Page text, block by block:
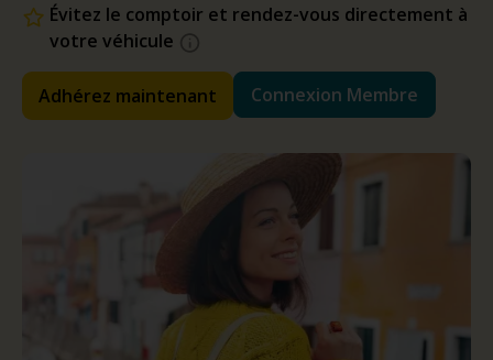
Évitez le comptoir et rendez-vous directement à
votre véhicule
Adhérez maintenant Connexion Membre